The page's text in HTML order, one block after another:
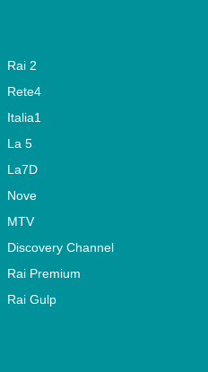
Rai 2
Rete4
Italia1
La 5
La7D
Nove
MTV
Discovery Channel
Rai Premium
Rai Gulp